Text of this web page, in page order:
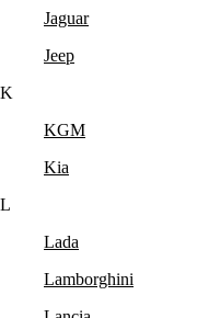
Jaguar
Jeep
K
KGM
Kia
L
Lada
Lamborghini